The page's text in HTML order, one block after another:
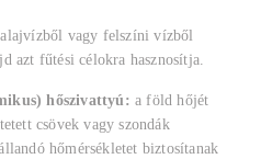
vagy felszíni vízből
azt fűtési célokra hasznosítja.
hőszivattyú: a föld hőjét
csövek vagy szondák
hőmérsékletet biztosítanak